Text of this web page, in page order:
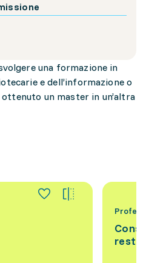
una formazione in
e dell’informazione o
un master in un’altra